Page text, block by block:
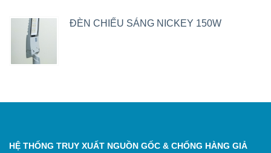
ĐÈN CHIẾU SÁNG NICKEY 150W
HỆ THỐNG TRUY XUẤT NGUỒN GỐC & CHỐNG HÀNG GIẢ